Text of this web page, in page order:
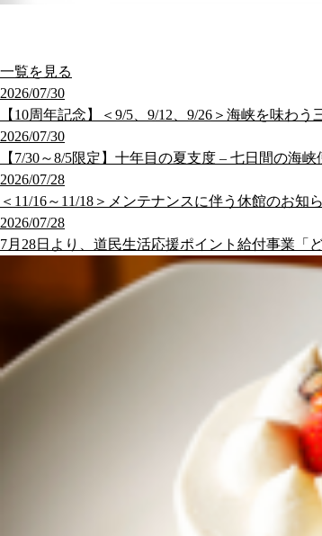
一覧を見る
2026/07/30
【10周年記念】＜9/5、9/12、9/26＞海峡を味わ
2026/07/30
【7/30～8/5限定】十年目の夏支度 – 七日間の海峡
2026/07/28
＜11/16～11/18＞メンテナンスに伴う休館のお知
2026/07/28
7月28日より、道民生活応援ポイント給付事業「